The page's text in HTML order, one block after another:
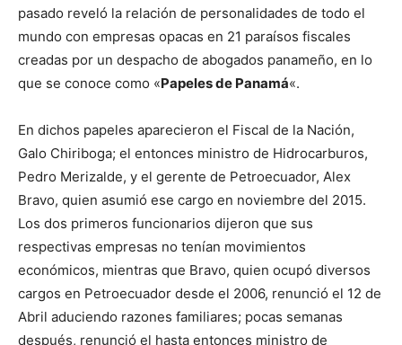
pasado reveló la relación de personalidades de todo el
mundo con empresas opacas en 21 paraísos fiscales
creadas por un despacho de abogados panameño, en lo
que se conoce como «Papeles de Panamá«.
En dichos papeles aparecieron el Fiscal de la Nación,
Galo Chiriboga; el entonces ministro de Hidrocarburos,
Pedro Merizalde, y el gerente de Petroecuador, Alex
Bravo, quien asumió ese cargo en noviembre del 2015.
Los dos primeros funcionarios dijeron que sus
respectivas empresas no tenían movimientos
económicos, mientras que Bravo, quien ocupó diversos
cargos en Petroecuador desde el 2006, renunció el 12 de
Abril aduciendo razones familiares; pocas semanas
después, renunció el hasta entonces ministro de